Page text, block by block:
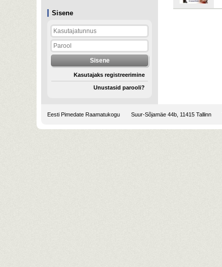
Sisene
Kasutajaks registreerimine
Unustasid parooli?
Eesti Pimedate Raamatukogu Suur-Sõjamäe 44b, 11415 Tallinn